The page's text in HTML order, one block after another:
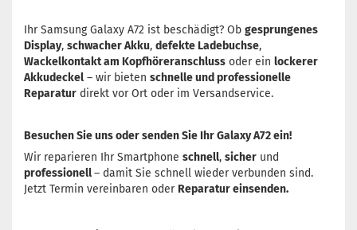
Ihr Samsung Galaxy A72 ist beschädigt? Ob gesprungenes
Display, schwacher Akku, defekte Ladebuchse,
Wackelkontakt am Kopfhöreranschluss oder ein lockerer
Akkudeckel – wir bieten schnelle und professionelle
Reparatur direkt vor Ort oder im Versandservice.
Besuchen Sie uns oder senden Sie Ihr Galaxy A72 ein!
Wir reparieren Ihr Smartphone schnell, sicher und
professionell– damit Sie schnell wieder verbunden sind.
Jetzt Termin vereinbaren oder Reparatur einsenden.